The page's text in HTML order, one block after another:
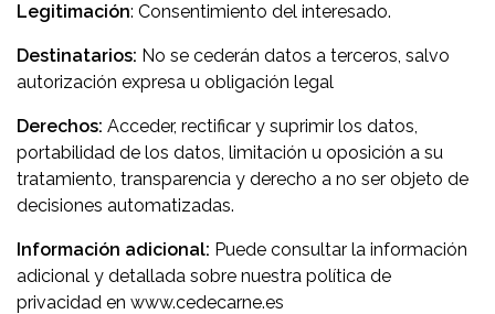
Legitimación: Consentimiento del interesado.
Destinatarios: No se cederán datos a terceros, salvo
autorización expresa u obligación legal
Derechos: Acceder, rectificar y suprimir los datos,
portabilidad de los datos, limitación u oposición a su
tratamiento, transparencia y derecho a no ser objeto de
decisiones automatizadas.
Información adicional: Puede consultar la información
adicional y detallada sobre nuestra política de
privacidad en www.cedecarne.es